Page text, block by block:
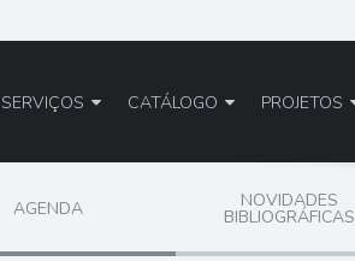
SERVIÇOS CATÁLOGO PROJETOS
AGENDA NOVIDADES
BIBLIOGRÁFICAS